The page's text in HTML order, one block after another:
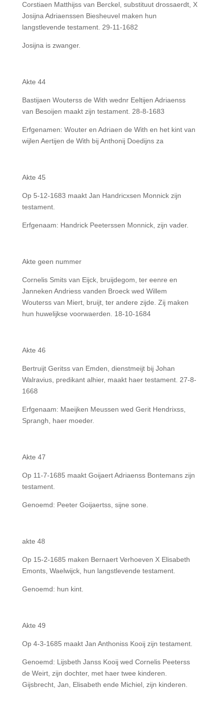
Corstiaen Matthijss van Berckel, substituut drossaerdt, X
Josijna Adriaenssen Biesheuvel maken hun
langstlevende testament. 29-11-1682
Josijna is zwanger.
Akte 44
Bastijaen Wouterss de With wednr Eeltijen Adriaenss
van Besoijen maakt zijn testament. 28-8-1683
Erfgenamen: Wouter en Adriaen de With en het kint van
wijlen Aertijen de With bij Anthonij Doedijns za
Akte 45
Op 5-12-1683 maakt Jan Handricxsen Monnick zijn
testament.
Erfgenaam: Handrick Peeterssen Monnick, zijn vader.
Akte geen nummer
Cornelis Smits van Eijck, bruijdegom, ter eenre en
Janneken Andriess vanden Broeck wed Willem
Wouterss van Miert, bruijt, ter andere zijde. Zij maken
hun huwelijkse voorwaerden. 18-10-1684
Akte 46
Bertruijt Geritss van Emden, dienstmeijt bij Johan
Walravius, predikant alhier, maakt haer testament. 27-8-
1668
Erfgenaam: Maeijken Meussen wed Gerit Hendrixss,
Sprangh, haer moeder.
Akte 47
Op 11-7-1685 maakt Goijaert Adriaenss Bontemans zijn
testament.
Genoemd: Peeter Goijaertss, sijne sone.
akte 48
Op 15-2-1685 maken Bernaert Verhoeven X Elisabeth
Emonts, Waelwijck, hun langstlevende testament.
Genoemd: hun kint.
Akte 49
Op 4-3-1685 maakt Jan Anthoniss Kooij zijn testament.
Genoemd: Lijsbeth Janss Kooij wed Cornelis Peeterss
de Weirt, zijn dochter, met haer twee kinderen.
Gijsbrecht, Jan, Elisabeth ende Michiel, zijn kinderen.